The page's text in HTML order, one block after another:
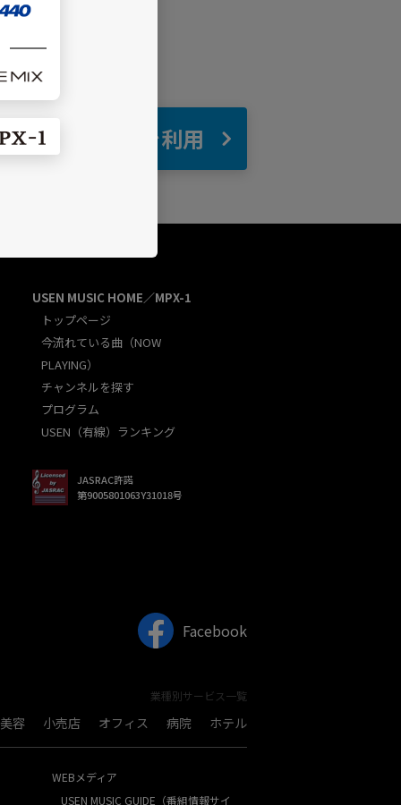
自宅 でBGMを利用
USEN MUSIC HOME／MPX-1
トップページ
今流れている曲（NOW
PLAYING）
チャンネルを探す
プログラム
USEN（有線）ランキング
JASRAC許諾
第9005801063Y31018号
Facebook
業種別サービス一覧
容 小売店 オフィス 病院 ホテル
WEBメディア
USEN MUSIC GUIDE（番組情報サイ